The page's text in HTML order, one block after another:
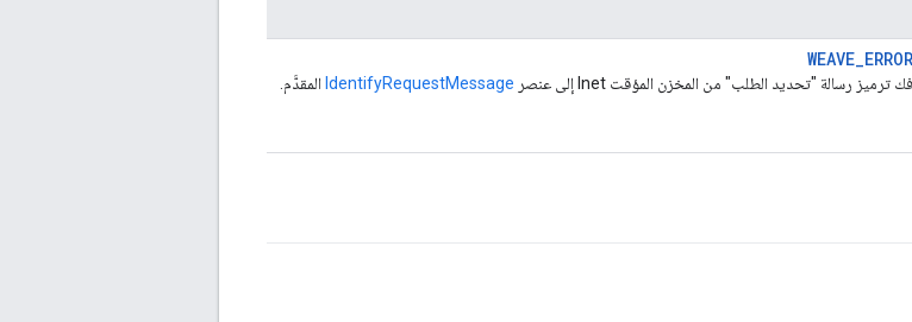
WEAVE_ERROR
فك ترميز رسالة "تحديد الطلب" من المخزن المؤقت Inet إلى عنصر IdentifyRequestMessage المقدَّم.